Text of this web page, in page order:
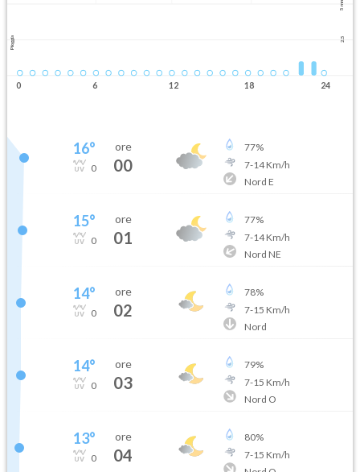
5 mm
2.5
Pioggia
0 6 12 18 24
16°
0
ore
00
77%
7-14Km/h
Nord E
15°
0
ore
01
77%
7-14Km/h
Nord NE
14°
0
ore
02
78%
7-15 Km/h
Nord
14°
0
ore
03
79%
7-15 Km/h
Nord O
13°
0
ore
04
80%
7-15 Km/h